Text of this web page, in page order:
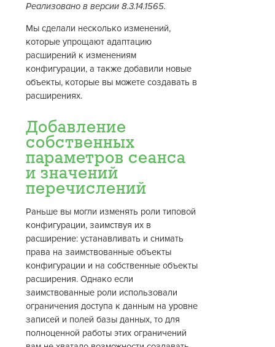
Реализовано в версии 8.3.14.1565.
Мы сделали несколько изменений,
которые упрощают адаптацию
расширений к изменениям
конфигурации, а также добавили новые
объекты, которые вы можете создавать в
расширениях.
Добавление
собственных
параметров сеанса
и значений
перечислений
Раньше вы могли изменять роли типовой
конфигурации, заимствуя их в
расширение: устанавливать и снимать
права на заимствованные объекты
конфигурации и на собственные объекты
расширения. Однако если
заимствованные роли использовали
ограничения доступа к данным на уровне
записей и полей базы данных, то для
полноценной работы этих ограничений